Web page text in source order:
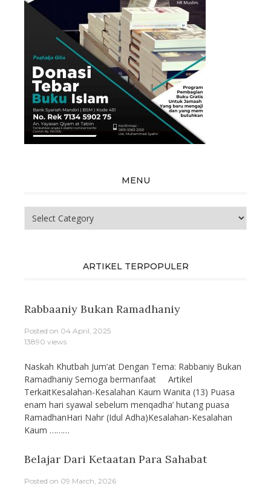
MENU
Menu
ARTIKEL TERPOPULER
Rabbaaniy Bukan Ramadhaniy
Posted on 04 April, 2025
13890 views
Naskah Khutbah Jum’at Dengan Tema: Rabbaniy Bukan
Ramadhaniy Semoga bermanfaat Artikel
TerkaitKesalahan-Kesalahan Kaum Wanita (13) Puasa
enam hari syawal sebelum menqadha’ hutang puasa
RamadhanHari Nahr (Idul Adha)Kesalahan-Kesalahan
Kaum ………
Belajar Dari Ketaatan Para Sahabat
Posted on 09 March, 2026